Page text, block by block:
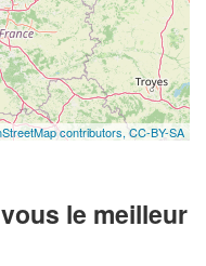
contributors, CC-BY-SA
le meilleur